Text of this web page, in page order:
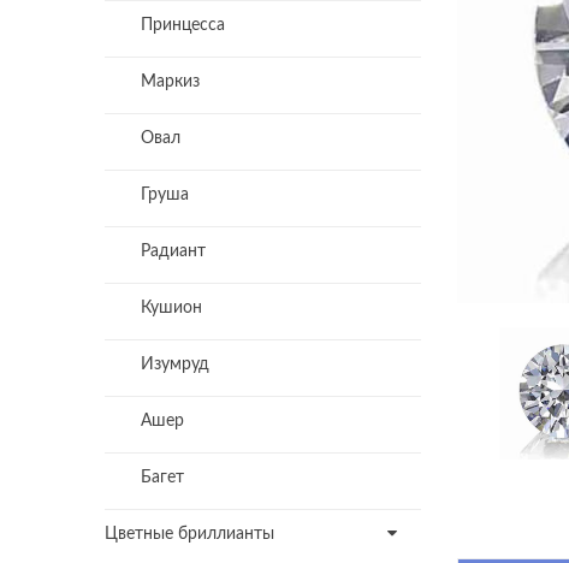
Принцесса
Маркиз
Овал
Груша
Радиант
Кушион
Изумруд
Ашер
Багет
Цветные бриллианты